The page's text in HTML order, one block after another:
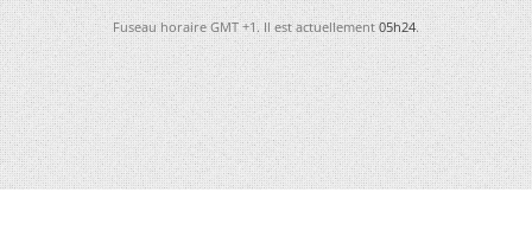
Fuseau horaire GMT +1. Il est actuellement05h24.